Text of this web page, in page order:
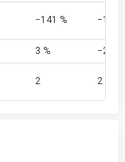
−141 % −142
3 % −2 %
2 2